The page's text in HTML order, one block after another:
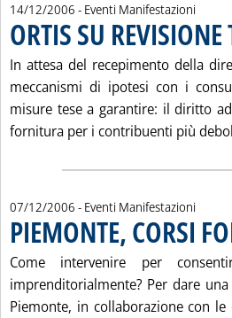
14/12/2006 - Eventi Manifestazioni
ORTIS SU REVISIONE
In attesa del recepimento della
meccanismi di ipotesi con i
misure tese a garantire: il diritto
fornitura per i contribuenti più
07/12/2006 - Eventi Manifestazioni
PIEMONTE, CORSI
Come intervenire per
imprenditorialmente? Per dare
Piemonte, in collaborazione con